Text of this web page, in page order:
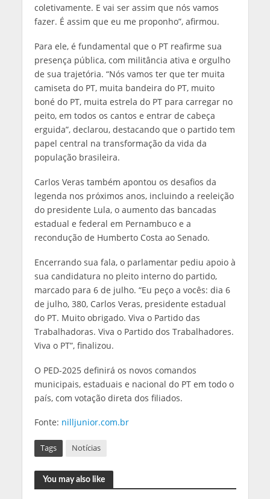
coletivamente. E vai ser assim que nós vamos
fazer. É assim que eu me proponho”, afirmou.
Para ele, é fundamental que o PT reafirme sua
presença pública, com militância ativa e orgulho
de sua trajetória. “Nós vamos ter que ter muita
camiseta do PT, muita bandeira do PT, muito
boné do PT, muita estrela do PT para carregar no
peito, em todos os cantos e entrar de cabeça
erguida”, declarou, destacando que o partido tem
papel central na transformação da vida da
população brasileira.
Carlos Veras também apontou os desafios da
legenda nos próximos anos, incluindo a reeleição
do presidente Lula, o aumento das bancadas
estadual e federal em Pernambuco e a
recondução de Humberto Costa ao Senado.
Encerrando sua fala, o parlamentar pediu apoio à
sua candidatura no pleito interno do partido,
marcado para 6 de julho. “Eu peço a vocês: dia 6
de julho, 380, Carlos Veras, presidente estadual
do PT. Muito obrigado. Viva o Partido das
Trabalhadoras. Viva o Partido dos Trabalhadores.
Viva o PT”, finalizou.
O PED-2025 definirá os novos comandos
municipais, estaduais e nacional do PT em todo o
país, com votação direta dos filiados.
Fonte: nilljunior.com.br
Tags Notícias
You may also like